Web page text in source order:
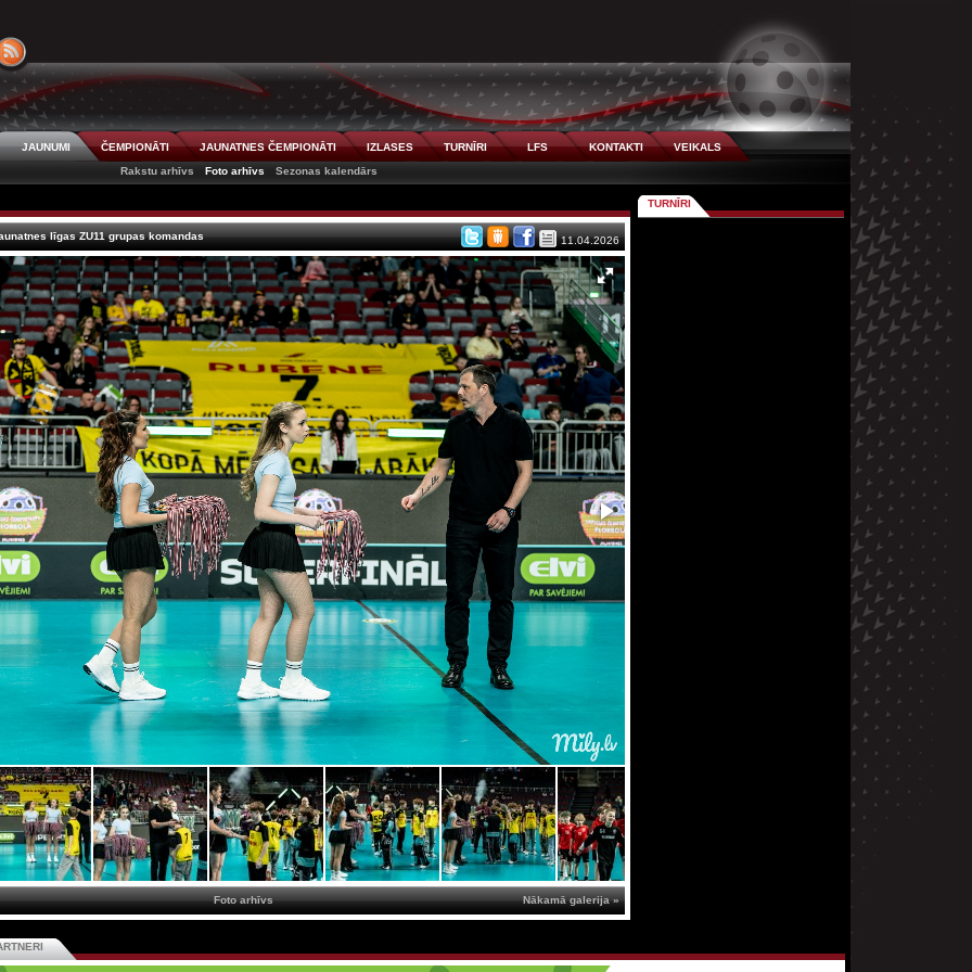
JAUNUMI ČEMPIONĀTI JAUNATNES ČEMPIONĀTI IZLASES TURNĪRI LFS KONTAKTI
VEIKALS
Rakstu arhīvs
Foto arhīvs Sezonas kalendārs
līgas ZU11 grupas komandas 11.04.2026
Nākamā galerija »
Foto arhīvs
TURNĪRI